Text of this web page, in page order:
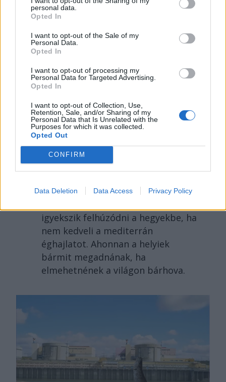
personal data.
Opted In
I want to opt-out of the Sale of my
Personal Data.
Opted In
I want to opt-out of processing my
Personal Data for Targeted Advertising.
Opted In
I want to opt-out of Collection, Use,
Retention, Sale, and/or Sharing of my
Personal Data that Is Unrelated with the
Purposes for which it was collected.
Opted Out
CONFIRM
Data Deletion Data Access Privacy Policy
2026. AUGUSZTUS 03., HÉTFŐ
Amikor a párhuzamos
valóságok találkoznak
egy hegyi legelőn
igyekszik felhúzódni a hegyekbe, ha
nem kedveli a mediterrán
éghajlatot. Ahonnan a helyiek
bármit megadnának, ha
elmehetnének a világon bárhova.